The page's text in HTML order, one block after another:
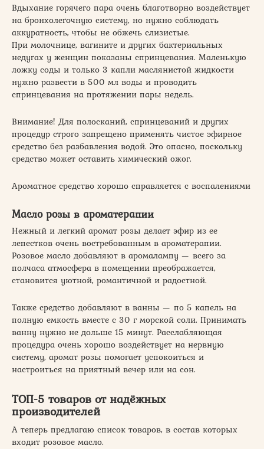
Вдыхание горячего пара очень благотворно воздействует
на бронхолегочную систему, но нужно соблюдать
аккуратность, чтобы не обжечь слизистые.
При молочнице, вагините и других бактериальных
недугах у женщин показаны спринцевания. Маленькую
ложку соды и только 3 капли маслянистой жидкости
нужно развести в 500 мл воды и проводить
спринцевания на протяжении пары недель.
Внимание! Для полосканий, спринцеваний и других
процедур строго запрещено применять чистое эфирное
средство без разбавления водой. Это опасно, поскольку
средство может оставить химический ожог.
Ароматное средство хорошо справляется с воспалениями
Масло розы в ароматерапии
Нежный и легкий аромат розы делает эфир из ее
лепестков очень востребованным в ароматерапии.
Розовое масло добавляют в аромалампу — всего за
полчаса атмосфера в помещении преображается,
становится уютной, романтичной и радостной.
Также средство добавляют в ванны — по 5 капель на
полную емкость вместе с 30 г морской соли. Принимать
ванну нужно не дольше 15 минут. Расслабляющая
процедура очень хорошо воздействует на нервную
систему, аромат розы помогает успокоиться и
настроиться на приятный вечер или на сон.
ТОП-5 товаров от надёжных
производителей
А теперь предлагаю список товаров, в состав которых
входит розовое масло.